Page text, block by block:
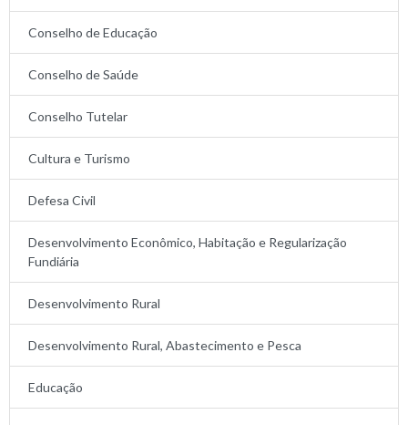
Conselho de Educação
Conselho de Saúde
Conselho Tutelar
Cultura e Turismo
Defesa Civil
Desenvolvimento Econômico, Habitação e Regularização
Fundiária
Desenvolvimento Rural
Desenvolvimento Rural, Abastecimento e Pesca
Educação